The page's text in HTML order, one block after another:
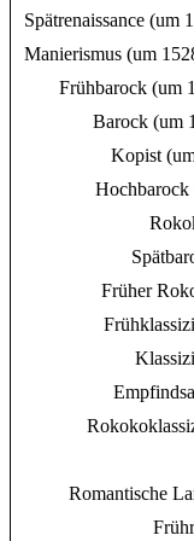
Spätrenaissance (um
Manierismus (um
Frühbarock (um
Barock (um
Kopist
Hochbarock
Früher
Romantische